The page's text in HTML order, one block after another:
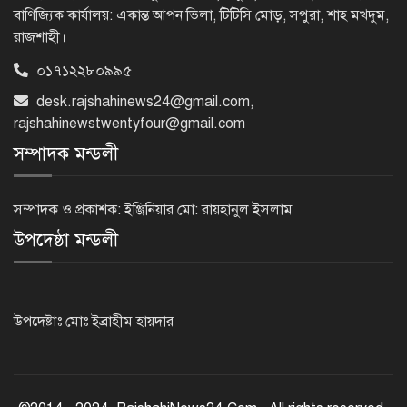
ধস, কমেছে জিপিএ-৫ ও
এগিয়ে মেয়েরা
বাণিজ্যিক কার্যালয়: একান্ত আপন ভিলা, টিটিসি মোড়, সপুরা, শাহ মখদুম,
রাজশাহী।
০১৭১২২৮০৯৯৫
desk.rajshahinews24@gmail.com,
rajshahinewstwentyfour@gmail.com
সম্পাদক মন্ডলী
সম্পাদক ও প্রকাশক: ইঞ্জিনিয়ার মো: রায়হানুল ইসলাম
উপদেষ্ঠা মন্ডলী
উপদেষ্টাঃ মোঃ ইব্রাহীম হায়দার